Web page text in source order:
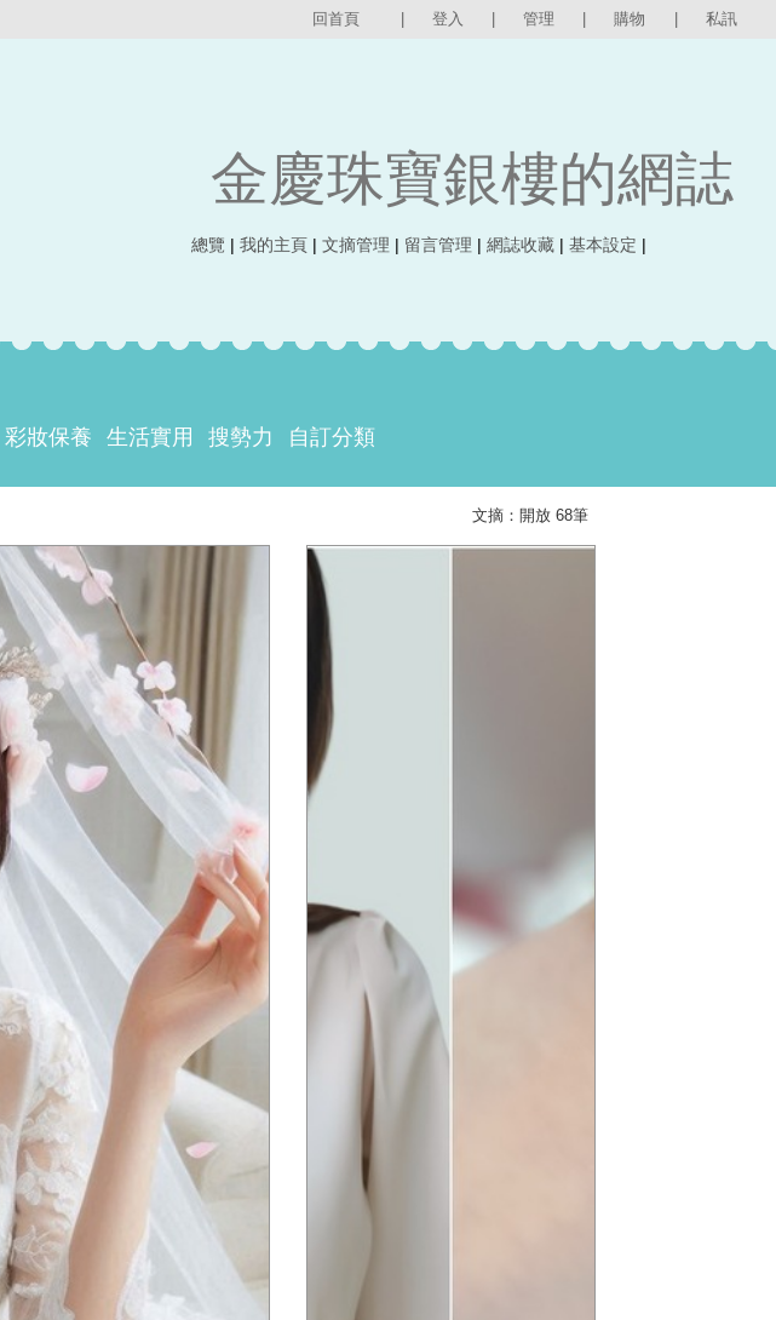
回首頁 登入 管理 購物 私訊
金慶珠寶銀樓的網誌
總覽 | 我的主頁 | 文摘管理 | 留言管理 | 網誌收藏 | 基本設定 |
彩妝保養 生活實用 搜勢力 自訂分類
文摘：開放 68筆